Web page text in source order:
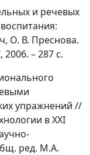
и речевых
О. В. Преснова.
– 287 с.
упражнений //
в XXI
ред. М.А.